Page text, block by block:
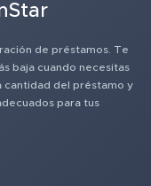
de préstamos. Te
baja cuando necesitas
cantidad del préstamo y
para tus